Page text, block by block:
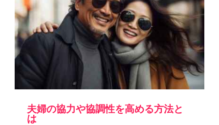
夫婦の協力や協調性を高める方法と
は